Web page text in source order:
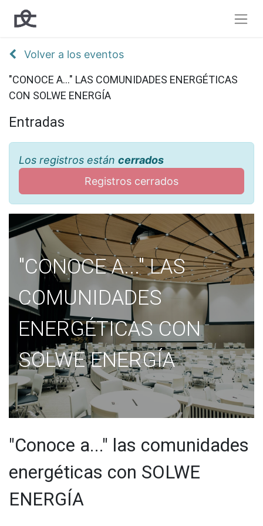
Volver a los eventos
"CONOCE A..." LAS COMUNIDADES ENERGÉTICAS
CON SOLWE ENERGÍA
Entradas
Los registros están cerrados
Registros cerrados
"CONOCE A..." LAS
COMUNIDADES
ENERGÉTICAS CON
SOLWE ENERGÍA
"Conoce a..." las comunidades
energéticas con SOLWE
ENERGÍA